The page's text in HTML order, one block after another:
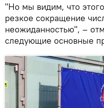
"Но мы видим, что
резкое сокращение
неожиданностью", –
следующие основные